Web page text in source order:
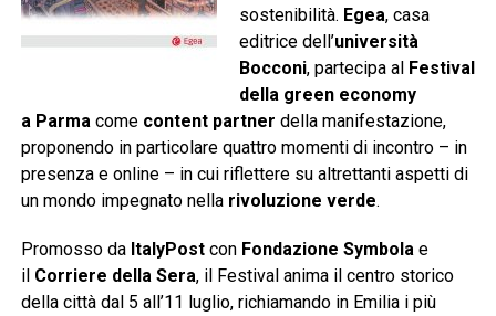
sostenibilità. Egea, casa
editrice dell’università
Bocconi, partecipa al Festival
della green economy
a Parmacome content partner della manifestazione,
proponendo in particolare quattro momenti di incontro – in
presenza e online – in cui riflettere su altrettanti aspetti di
un mondo impegnato nella rivoluzione verde.
Promosso da ItalyPostcon Fondazione Symbolae
il Corriere della Sera, il Festival anima il centro storico
della città dal 5 all’11 luglio, richiamando in Emilia i più